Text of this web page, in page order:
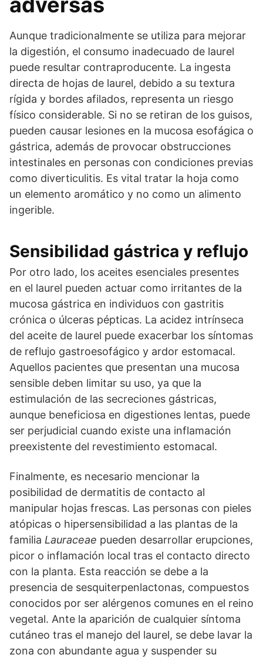
Aunque tradicionalmente se utiliza para mejorar
la digestión, el consumo inadecuado de laurel
puede resultar contraproducente. La ingesta
directa de hojas de laurel, debido a su textura
rígida y bordes afilados, representa un riesgo
físico considerable. Si no se retiran de los guisos,
pueden causar lesiones en la mucosa esofágica o
gástrica, además de provocar obstrucciones
intestinales en personas con condiciones previas
como diverticulitis. Es vital tratar la hoja como
un elemento aromático y no como un alimento
ingerible.
Sensibilidad gástrica y reflujo
Por otro lado, los aceites esenciales presentes
en el laurel pueden actuar como irritantes de la
mucosa gástrica en individuos con gastritis
crónica o úlceras pépticas. La acidez intrínseca
del aceite de laurel puede exacerbar los síntomas
de reflujo gastroesofágico y ardor estomacal.
Aquellos pacientes que presentan una mucosa
sensible deben limitar su uso, ya que la
estimulación de las secreciones gástricas,
aunque beneficiosa en digestiones lentas, puede
ser perjudicial cuando existe una inflamación
preexistente del revestimiento estomacal.
Finalmente, es necesario mencionar la
posibilidad de dermatitis de contacto al
manipular hojas frescas. Las personas con pieles
atópicas o hipersensibilidad a las plantas de la
familia Lauraceae pueden desarrollar erupciones,
picor o inflamación local tras el contacto directo
con la planta. Esta reacción se debe a la
presencia de sesquiterpenlactonas, compuestos
conocidos por ser alérgenos comunes en el reino
vegetal. Ante la aparición de cualquier síntoma
cutáneo tras el manejo del laurel, se debe lavar la
zona con abundante agua y suspender su